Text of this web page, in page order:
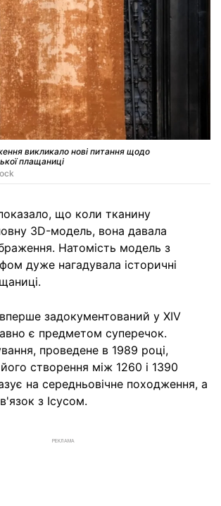
викликало нові питання щодо
плащаниці
що коли тканину
3D-модель, вона давала
Натомість модель з
дуже нагадувала історичні
задокументований у XIV
є предметом суперечок.
проведене в 1989 році,
створення між 1260 і 1390
на середньовічне походження, а
з Ісусом.
РЕКЛАМА